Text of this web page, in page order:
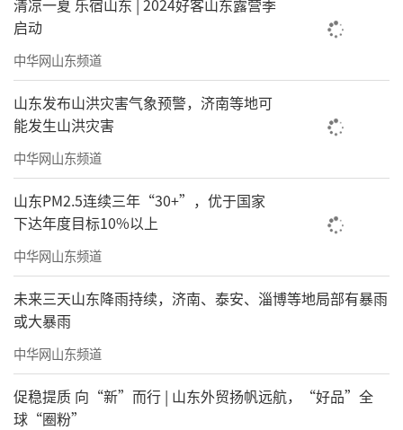
清凉一夏 乐宿山东 | 2024好客山东露营季
启动
中华网山东频道
山东发布山洪灾害气象预警，济南等地可
能发生山洪灾害
中华网山东频道
山东PM2.5连续三年“30+”，优于国家
下达年度目标10%以上
中华网山东频道
未来三天山东降雨持续，济南、泰安、淄博等地局部有暴雨
或大暴雨
中华网山东频道
促稳提质 向“新”而行 | 山东外贸扬帆远航，“好品”全
球“圈粉”